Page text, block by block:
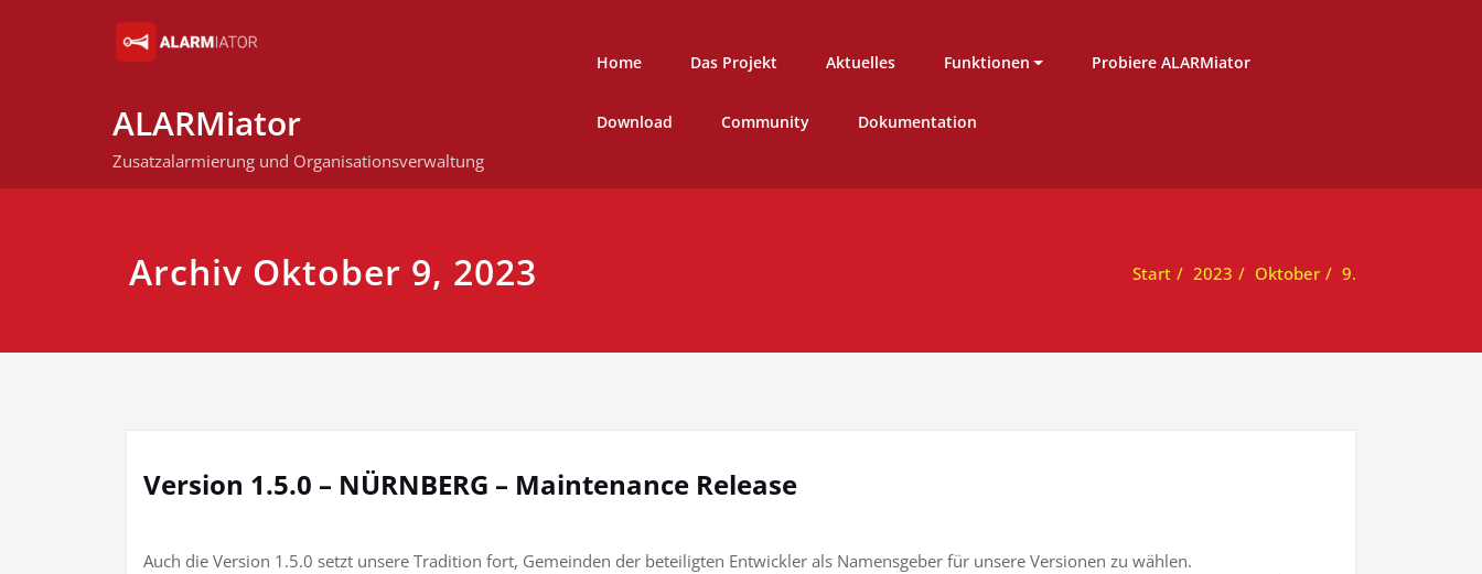
ALARMiator
Zusatzalarmierung und Organisationsverwaltung
Home Das Projekt Aktuelles Funktionen Probiere ALARMiator
Download Community Dokumentation
Archiv Oktober 9, 2023 Start 2023 Oktober 9.
Version 1.5.0 – NÜRNBERG – Maintenance Release
Auch die Version 1.5.0 setzt unsere Tradition fort, Gemeinden der beteiligten Entwickler als Namensgeber für unsere Versionen zu wählen.